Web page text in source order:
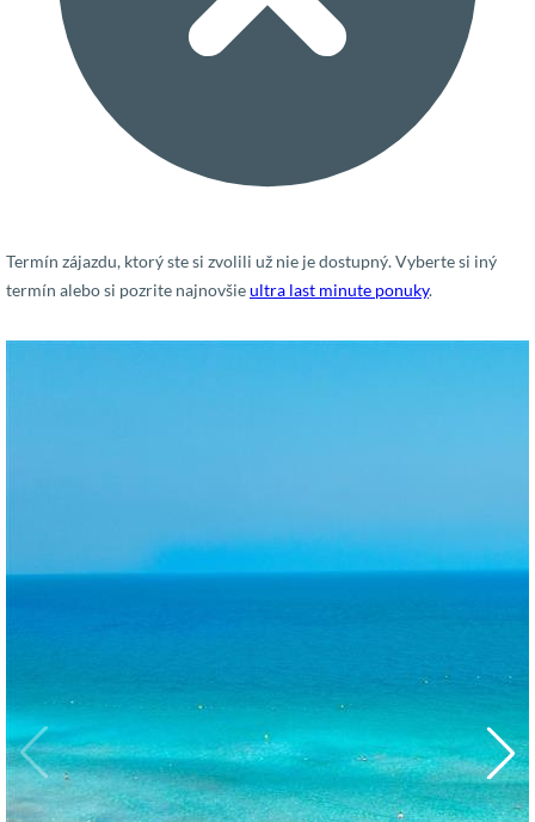
Termín zájazdu, ktorý ste si zvolili už nie je dostupný. Vyberte si iný
termín alebo si pozrite najnovšieultra last minute ponuky.